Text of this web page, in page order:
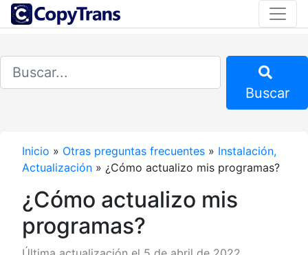
Buscar
Inicio » Otras preguntas frecuentes » Instalación,
Actualización » ¿Cómo actualizo mis programas?
¿Cómo actualizo mis
programas?